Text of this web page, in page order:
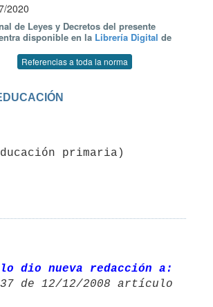
2020
de Leyes y Decretos del presente
disponible en la Librería Digital de
Referencias a toda la norma
dio nueva redacción a: